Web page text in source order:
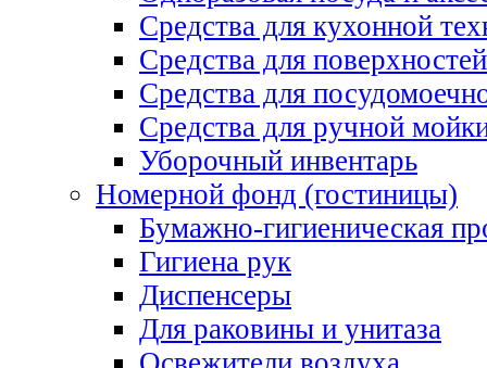
Средства для кухонной
Средства для поверхностей
Средства для
Средства для ручной
Уборочный инвентарь
Номерной фонд (гостиницы)
Бумажно-гигиеническая
Гигиена рук
Диспенсеры
Для раковины и унитаза